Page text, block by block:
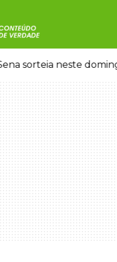
sorteia neste